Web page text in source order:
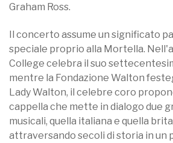
Graham Ross.
Il concerto assume un significato
speciale proprio alla Mortella.
College celebra il suo
mentre la Fondazione Walton
Lady Walton, il celebre coro
cappella che mette in dialogo due
musicali, quella italiana e quella
attraversando secoli di storia in un